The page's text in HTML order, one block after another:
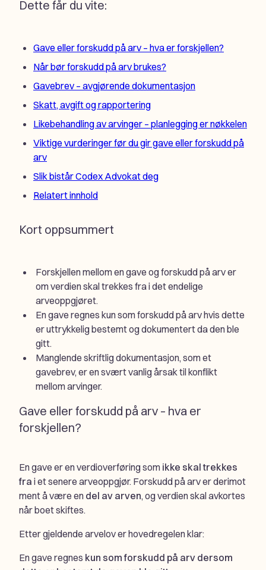
Dette får du vite:
Gave eller forskudd på arv – hva er forskjellen?
Når bør forskudd på arv brukes?
Gavebrev – avgjørende dokumentasjon
Skatt, avgift og rapportering
Likebehandling av arvinger – planlegging er nøkkelen
Viktige vurderinger før du gir gave eller forskudd på
arv
Slik bistår Codex Advokat deg
Relatert innhold
Kort oppsummert
Forskjellen mellom en gave og forskudd på arv er
om verdien skal trekkes fra i det endelige
arveoppgjøret.
En gave regnes kun som forskudd på arv hvis dette
er uttrykkelig bestemt og dokumentert da den ble
gitt.
Manglende skriftlig dokumentasjon, som et
gavebrev, er en svært vanlig årsak til konflikt
mellom arvinger.
Gave eller forskudd på arv – hva er
forskjellen?
En gave er en verdioverføring som ikke skal trekkes
fra i et senere arveoppgjør. Forskudd på arv er derimot
ment å være en del av arven, og verdien skal avkortes
når boet skiftes.
Etter gjeldende arvelov er hovedregelen klar:
En gave regnes kun som forskudd på arv dersom